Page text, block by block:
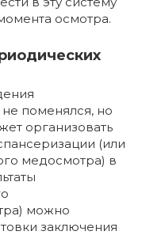
осмотра.
поменялся, но
организовать
(или
медосмотра) в
можно
заключения